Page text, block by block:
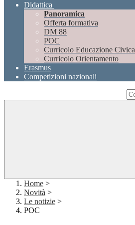
Didattica
Panoramica
Offerta formativa
DM 88
POC
Curricolo Educazione Civica
Curricolo Orientamento
Erasmus
Competizioni nazionali
Home >
Novità >
Le notizie >
POC